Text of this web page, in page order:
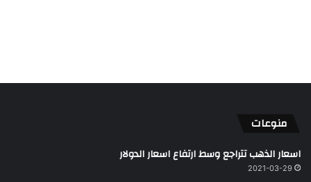
منوعات
اسعار الذهب تتراجع وسط ارتفاع اسعار الدولار
2021-03-29